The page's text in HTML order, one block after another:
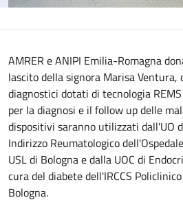
AMRER e ANIPI Emilia-Romagna
lascito della signora Marisa
diagnostici dotati di tecnologia
per la diagnosi e il follow up delle
dispositivi saranno utilizzati dall'UO
Indirizzo Reumatologico
USL di Bologna e dalla UOC di
cura del diabete dell'IRCCS
Bologna.